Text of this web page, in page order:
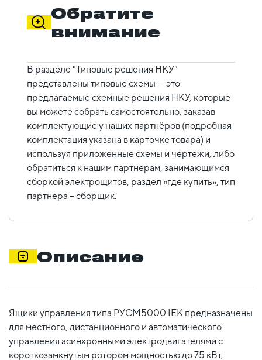
Обратите
внимание
В разделе "Типовые решения НКУ"
представлены типовые схемы — это
предлагаемые схемные решения НКУ, которые
вы можете собрать самостоятельно, заказав
комплектующие у наших партнёров (подробная
комплектация указана в карточке товара) и
используя приложенные схемы и чертежи, либо
обратиться к нашим партнерам, занимающимся
сборкой электрощитов, раздел «где купить», тип
партнера – сборщик.
Описание
Ящики управления типа РУСМ5000 IEK предназначены
для местного, дистанционного и автоматического
управления асинхронными электродвигателями с
короткозамкнутым ротором мощностью до 75 кВт,